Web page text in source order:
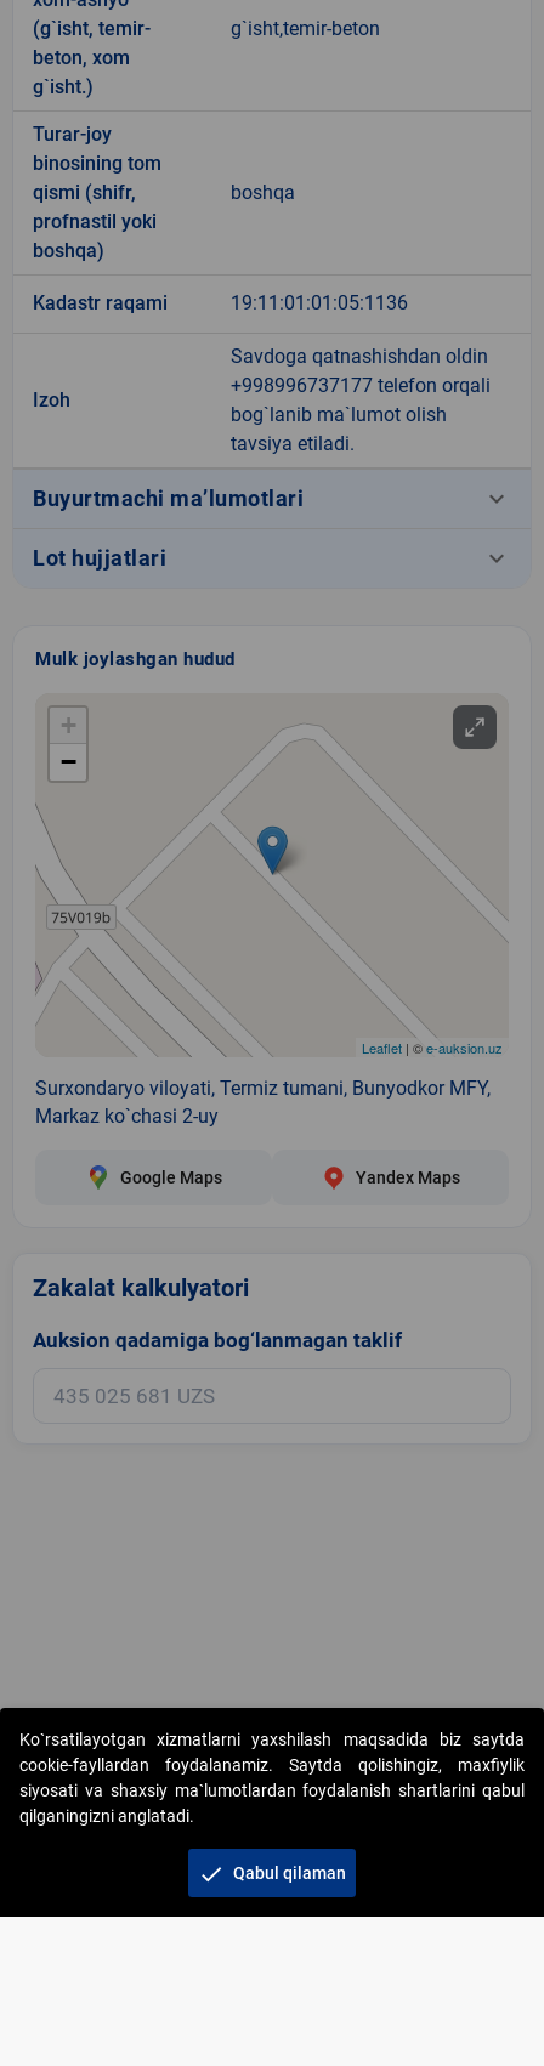
(g`isht, temir-
beton, xom
g`isht.)
g`isht,temir-beton
Turar-joy
binosining tom
qismi (shifr,
profnastil yoki
boshqa)
boshqa
Kadastr raqami 19:11:01:01:05:1136
Izoh
Savdoga qatnashishdan oldin
+998996737177 telefon orqali
bog`lanib ma`lumot olish
tavsiya etiladi.
Buyurtmachi ma’lumotlari keyboard_arrow_down
Lot hujjatlari keyboard_arrow_down
Mulk joylashgan hudud
+
−
Leaflet | ©e-auksion.uz
Surxondaryo viloyati, Termiz tumani, Bunyodkor MFY,
Markaz ko`chasi 2-uy
Google Maps Yandex Maps
Zakalat kalkulyatori
Auksion qadamiga bog‘lanmagan taklif
Copyright © 2017-2026. "Elektron onlayn-auksionlarni tashkil etish"
AJ. Barcha huquqlar himoyalangan
+998 71 202-21-11
Ko`rsatilayotgan xizmatlarni yaxshilash maqsadida biz saytda
cookie-fayllardan foydalanamiz. Saytda qolishingiz, maxfiylik
siyosati va shaxsiy ma`lumotlardan foydalanish shartlarini qabul
qilganingizni anglatadi.
check Qabul qilaman